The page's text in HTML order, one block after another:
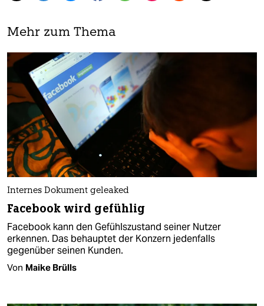
Mehr zum Thema
Internes Dokument geleaked
Facebook wird gefühlig
Facebook kann den Gefühlszustand seiner Nutzer
erkennen. Das behauptet der Konzern jedenfalls
gegenüber seinen Kunden.
Von Maike Brülls